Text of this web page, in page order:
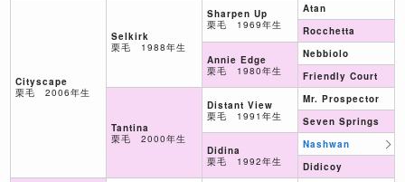
Cityscape
栗毛 2006年生
Selkirk
栗毛 1988年生
Tantina
栗毛 2000年生
Sharpen Up
栗毛 1969年生
Annie Edge
栗毛 1980年生
Distant View
栗毛 1991年生
Didina
栗毛 1992年生
Atan
Rocchetta
Nebbiolo
Friendly Court
Mr. Prospector
Seven Springs
Nashwan
Didicoy